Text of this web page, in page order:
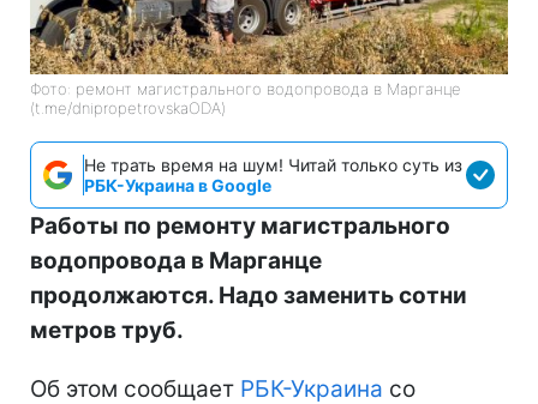
Фото: ремонт магистрального водопровода в Марганце
(t.me/dnipropetrovskaODA)
Не трать время на шум! Читай только суть из
РБК-Украина в Google
Работы по ремонту магистрального
водопровода в Марганце
продолжаются. Надо заменить сотни
метров труб.
Об этом сообщает РБК-Украина со